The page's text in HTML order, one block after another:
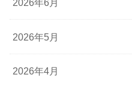
2026年5月
2026年4月